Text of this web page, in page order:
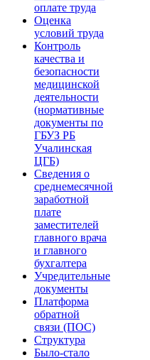
оплате труда
Оценка
условий труда
Контроль
качества и
безопасности
медицинской
деятельности
(нормативные
документы по
ГБУЗ РБ
Учалинская
ЦГБ)
Сведения о
среднемесячной
заработной
плате
заместителей
главного врача
и главного
бухгалтера
Учредительные
документы
Платформа
обратной
связи (ПОС)
Структура
Было-стало